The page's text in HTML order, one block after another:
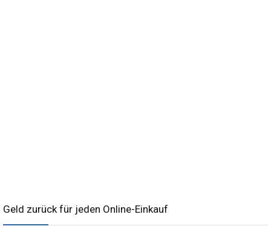
Geld zurück für jeden Online-Einkauf